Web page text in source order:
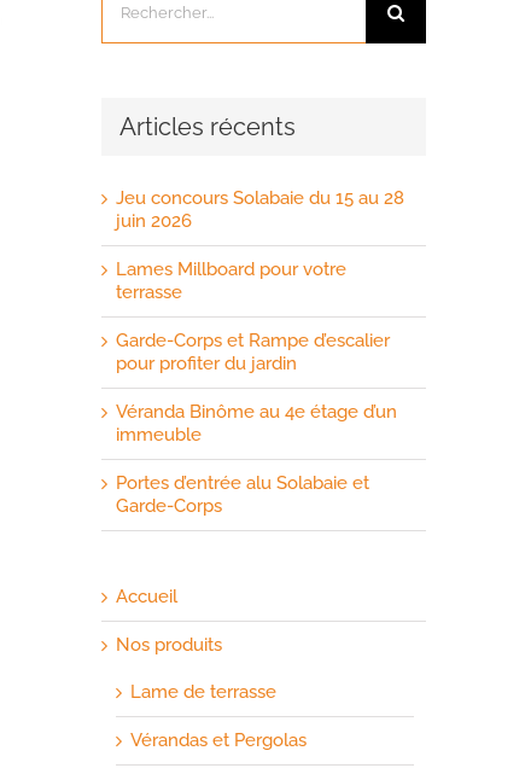
Articles récents
Jeu concours Solabaie du 15 au 28
juin 2026
Lames Millboard pour votre
terrasse
Garde-Corps et Rampe d’escalier
pour profiter du jardin
Véranda Binôme au 4e étage d’un
immeuble
Portes d’entrée alu Solabaie et
Garde-Corps
Accueil
Nos produits
Lame de terrasse
Vérandas et Pergolas